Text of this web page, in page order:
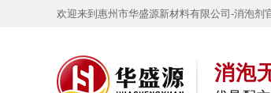
欢迎来到惠州市华盛源新材料有限公司-消泡剂
消泡